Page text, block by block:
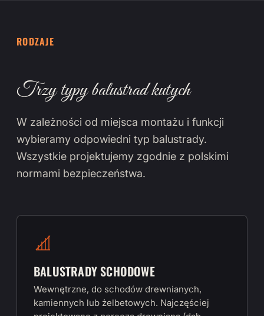
RODZAJE
Trzy typy balustrad kutych
W zależności od miejsca montażu i funkcji
wybieramy odpowiedni typ balustrady.
Wszystkie projektujemy zgodnie z polskimi
normami bezpieczeństwa.
BALUSTRADY SCHODOWE
Wewnętrzne, do schodów drewnianych,
kamiennych lub żelbetowych. Najczęściej